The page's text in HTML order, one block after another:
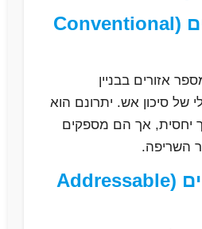
לוחות קלאסיים (Conventional
אזורים בבניין
של סיכון אש. יתרונם הוא
יחסית, אך הם מספקים
השריפה.
לוחות כתובתיים (Addressable